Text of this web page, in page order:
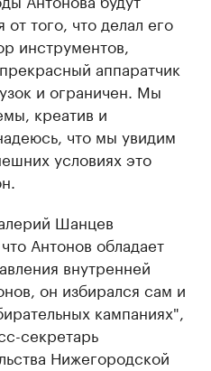
от того, что делал его
инструментов,
аппаратчик
и ограничен. Мы
креатив и
что мы увидим
условиях это
Шанцев
Антонов обладает
внутренней
он избирался сам и
кампаниях",
секретарь
Нижегородской